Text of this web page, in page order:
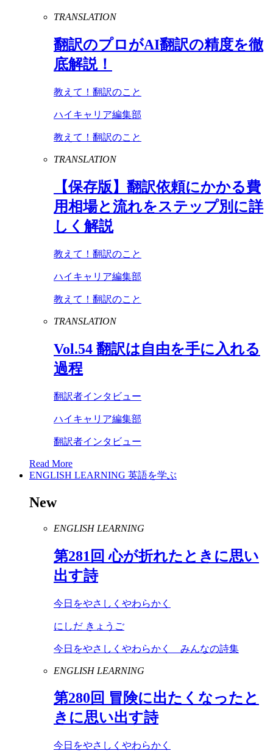
TRANSLATION
翻訳のプロがAI翻訳の精度を徹
底解説！
教えて！翻訳のこと
ハイキャリア編集部
教えて！翻訳のこと
TRANSLATION
【保存版】翻訳依頼にかかる費
用相場と流れをステップ別に詳
しく解説
教えて！翻訳のこと
ハイキャリア編集部
教えて！翻訳のこと
TRANSLATION
Vol.54 翻訳は自由を手に入れる
過程
翻訳者インタビュー
ハイキャリア編集部
翻訳者インタビュー
Read More
ENGLISH LEARNING 英語を学ぶ
New
ENGLISH LEARNING
第281 回 心が折れたときに思い
出す詩
今日をやさしくやわらかく
にしだ きょうご
今日をやさしくやわらかく みんなの詩集
ENGLISH LEARNING
第280回 冒険に出たくなったと
きに思い出す詩
今日をやさしくやわらかく